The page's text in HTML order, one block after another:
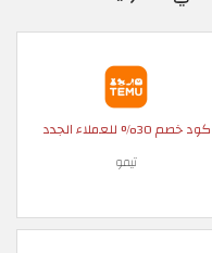
كود خصم 30% للعملاء الجدد
تيمو